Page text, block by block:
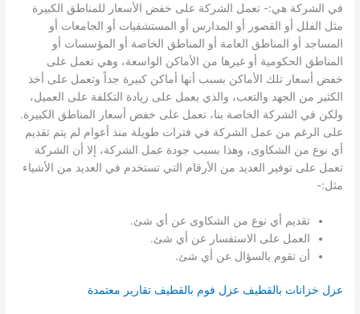
في الشركة هي:- تعمل الشركة على خفض الأسعار للمناطق الكبيرة
مثل الفلل أو القصور أو المدارس أو المستشفيات أو الجامعات أو
المساجد أو المناطق العامة أو المناطق الخاصة أو المؤسسات أو
المناطق الحكومية أو غيرها من الأماكن الواسعة، وهي تعمل على
خفض أسعار تلك الأماكن بسبب أنها أماكن كبيرة جداً وتعمل على أخذ
الكثير من الجهد والتعب، والذي يعمل على زيادة التكلفة على العميل،
ولكن في الشركة الخاصة بنا، تعمل على خفض أسعار المناطق الكبيرة.
على الرغم من عمل الشركة في فترات طويلة منذ أعوام لم يتم تقديم
أي نوع من الشكاوى، وهذا بسبب جودة عمل الشركة، إلا أن الشركة
تعمل على توفير العديد من الأرقام التي تستخدم في العديد من الأشياء
مثل:-
تقديم أي نوع من الشكاوى عن أي شئ.
العمل على الاستفسار عن أي شئ.
أن تقوم بالسؤال عن أي شئ.
عزل خزانات بالقطيف عزل فوم بالقطيف تقارير معتمدة